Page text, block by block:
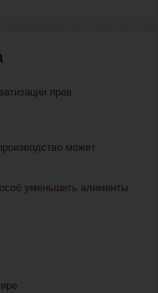
прав
может
уменьшить алименты